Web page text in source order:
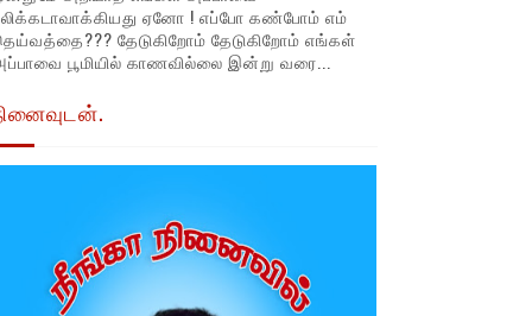
ஏனோ ! எப்போ கண்போம் எம்
தேடுகிறோம் தேடுகிறோம் எங்கள்
பூமியில் காணவில்லை இன்று வரை...